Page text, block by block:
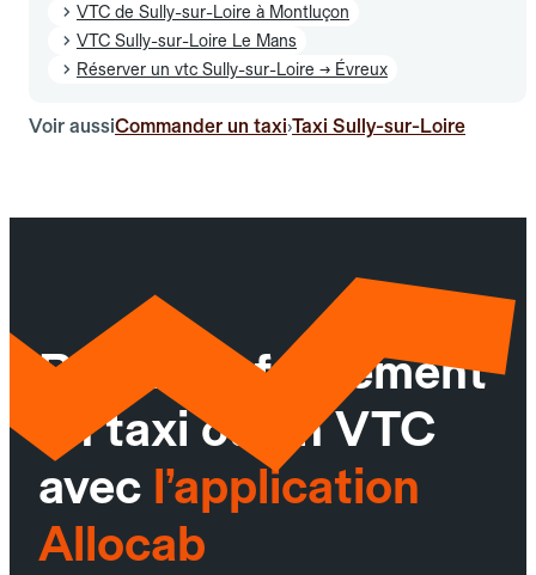
VTC de Sully-sur-Loire à Montluçon
VTC Sully-sur-Loire Le Mans
Réserver un vtc Sully-sur-Loire → Évreux
Voir aussiCommander un taxi›Taxi Sully-sur-Loire
Réservez facilement
un taxi ou un VTC
avec l’application
Allocab